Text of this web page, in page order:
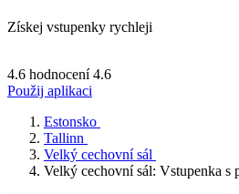
Získej vstupenky rychleji
4.6 hodnocení 4.6
Použij aplikaci
Estonsko
Tallinn
Velký cechovní sál
Velký cechovní sál: Vstupenka s